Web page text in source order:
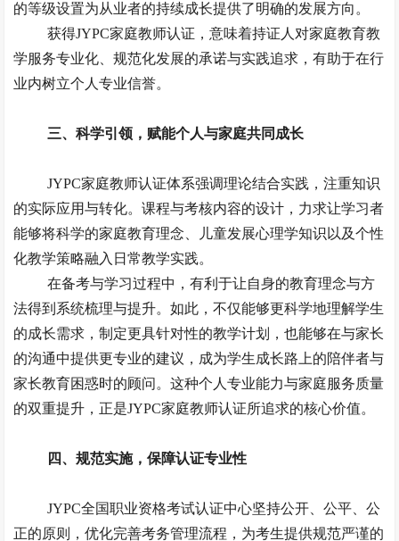
的等级设置为从业者的持续成长提供了明确的发展方向。
获得JYPC家庭教师认证 ， 意味着持证人对家庭教育教
学服务专业化、规范化发展的承诺与实践追求，有助于在行
业内树立个人专业信誉。
三、 科学引领，赋能个人与家庭共同成长
JYPC家庭教师认证体系强调理论结合实践，注重知识
的实际应用与转化。课程与考核内容的设计，力求让学习者
能够将科学的家庭教育理念、儿童发展心理学知识以及个性
化教学策略融入日常教学实践。
在备考与学习过程中， 有利于让自身的教育理念与方
法得到系统梳理与提升。如此，不仅能够更科学地理解学生
的成长需求，制定更具针对性的教学计划，也能够在与家长
的沟通中提供更专业的建议，成为学生成长路上的陪伴者与
家长教育困惑时的顾问。这种个人专业能力与家庭服务质量
的双重提升，正是JYPC家庭教师认证所追求的核心价值。
四、 规范实施，保障认证专业性
JYPC全国职业资格考试认证中心坚持公开、公平、公
正的原则，优化完善考务管理流程，为考生提供规范严谨的